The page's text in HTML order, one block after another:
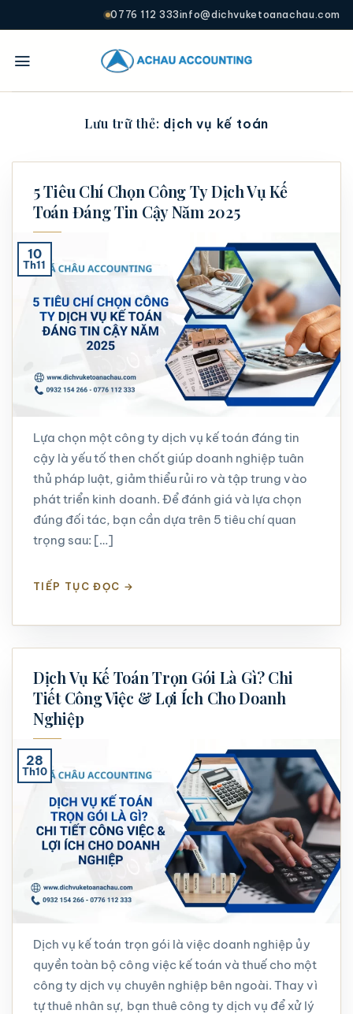
0776 112 333info@dichvuketoanachau.com
Lưu trữ thẻ: dịch vụ kế toán
5 Tiêu Chí Chọn Công Ty Dịch Vụ Kế
Toán Đáng Tin Cậy Năm 2025
10
Th11
Lựa chọn một công ty dịch vụ kế toán đáng tin
cậy là yếu tố then chốt giúp doanh nghiệp tuân
thủ pháp luật, giảm thiểu rủi ro và tập trung vào
phát triển kinh doanh. Để đánh giá và lựa chọn
đúng đối tác, bạn cần dựa trên 5 tiêu chí quan
trọng sau: […]
TIẾP TỤC ĐỌC →
Dịch Vụ Kế Toán Trọn Gói Là Gì? Chi
Tiết Công Việc & Lợi Ích Cho Doanh
Nghiệp
28
Th10
Dịch vụ kế toán trọn gói là việc doanh nghiệp ủy
quyền toàn bộ công việc kế toán và thuế cho một
công ty dịch vụ chuyên nghiệp bên ngoài. Thay vì
tự thuê nhân sự, bạn thuê công ty dịch vụ để xử lý